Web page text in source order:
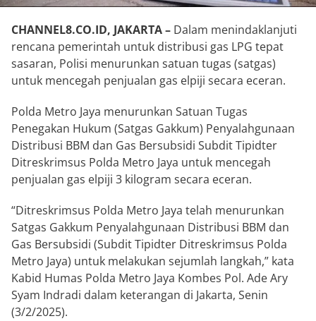
CHANNEL8.CO.ID, JAKARTA – Dalam menindaklanjuti
rencana pemerintah untuk distribusi gas LPG tepat
sasaran, Polisi menurunkan satuan tugas (satgas)
untuk mencegah penjualan gas elpiji secara eceran.
Polda Metro Jaya menurunkan Satuan Tugas
Penegakan Hukum (Satgas Gakkum) Penyalahgunaan
Distribusi BBM dan Gas Bersubsidi Subdit Tipidter
Ditreskrimsus Polda Metro Jaya untuk mencegah
penjualan gas elpiji 3 kilogram secara eceran.
“Ditreskrimsus Polda Metro Jaya telah menurunkan
Satgas Gakkum Penyalahgunaan Distribusi BBM dan
Gas Bersubsidi (Subdit Tipidter Ditreskrimsus Polda
Metro Jaya) untuk melakukan sejumlah langkah,” kata
Kabid Humas Polda Metro Jaya Kombes Pol. Ade Ary
Syam Indradi dalam keterangan di Jakarta, Senin
(3/2/2025).